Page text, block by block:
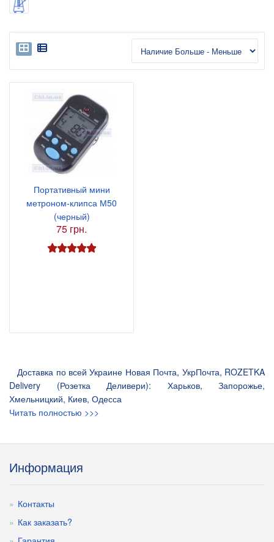
Портативный мини
метроном-клипса М50
(черный)
75 грн.
Доставка по всей Украине Новая Почта, УкрПочта, ROZETKA
Delivery (Розетка Деливери): Харьков, Запорожье,
Хмельницкий, Киев, Одесса
Читать полностью >>>
Информация
Контакты
Как заказать?